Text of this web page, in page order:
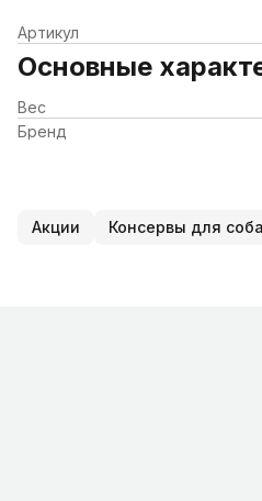
Артикул
Основные
Вес
Бренд
Акции Консервы для